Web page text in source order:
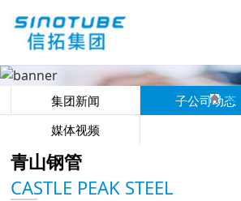
集团新闻
子公司动态
媒体视频
首页
青山钢管
CASTLE PEAK STEEL